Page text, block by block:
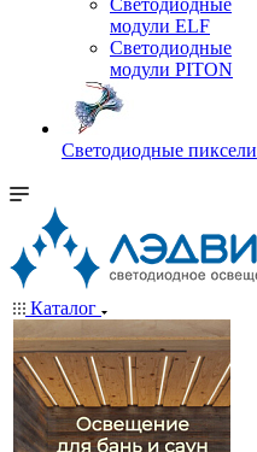
Светодиодные
модули ELF
Светодиодные
модули PITON
Светодиодные пиксели
Каталог